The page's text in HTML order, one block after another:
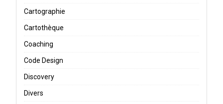
Cartographie
Cartothèque
Coaching
Code Design
Discovery
Divers